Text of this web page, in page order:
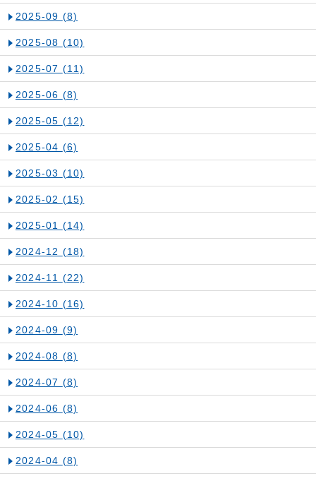
2025-09 (8)
2025-08 (10)
2025-07 (11)
2025-06 (8)
2025-05 (12)
2025-04 (6)
2025-03 (10)
2025-02 (15)
2025-01 (14)
2024-12 (18)
2024-11 (22)
2024-10 (16)
2024-09 (9)
2024-08 (8)
2024-07 (8)
2024-06 (8)
2024-05 (10)
2024-04 (8)